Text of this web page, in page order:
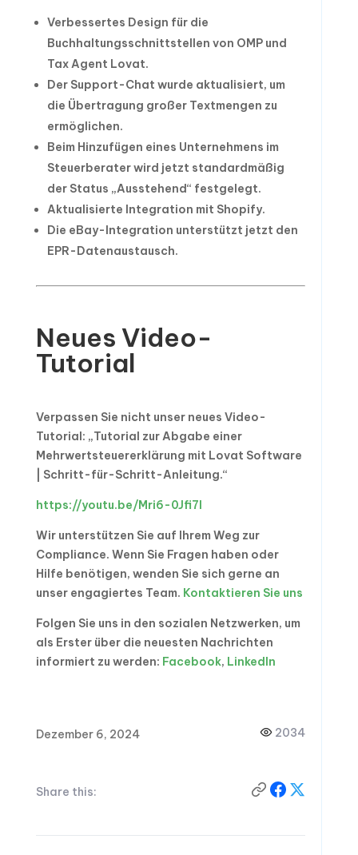
Verbessertes Design für die
Buchhaltungsschnittstellen von OMP und
Tax Agent Lovat.
Der Support-Chat wurde aktualisiert, um
die Übertragung großer Textmengen zu
ermöglichen.
Beim Hinzufügen eines Unternehmens im
Steuerberater wird jetzt standardmäßig
der Status „Ausstehend“ festgelegt.
Aktualisierte Integration mit Shopify.
Die eBay-Integration unterstützt jetzt den
EPR-Datenaustausch.
Neues Video-
Tutorial
Verpassen Sie nicht unser neues Video-
Tutorial: „Tutorial zur Abgabe einer
Mehrwertsteuererklärung mit Lovat Software
| Schritt-für-Schritt-Anleitung.“
https://youtu.be/Mri6-0Jfi7I
Wir unterstützen Sie auf Ihrem Weg zur
Compliance. Wenn Sie Fragen haben oder
Hilfe benötigen, wenden Sie sich gerne an
unser engagiertes Team. Kontaktieren Sie uns
Folgen Sie uns in den sozialen Netzwerken, um
als Erster über die neuesten Nachrichten
informiert zu werden: Facebook, LinkedIn
Dezember 6, 2024 2034
Share this: